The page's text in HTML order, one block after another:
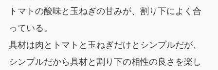
トマトの酸味と玉ねぎの甘みが、割り下によく合
っている。
具材は肉とトマトと玉ねぎだけとシンプルだが、
シンプルだから具材と割り下の相性の良さを楽し